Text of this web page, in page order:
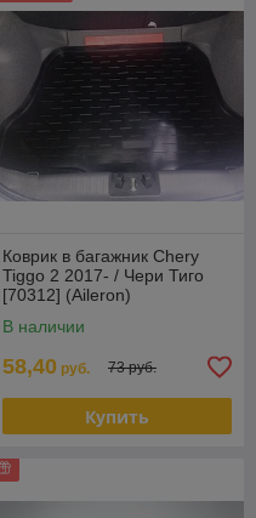
Коврик в багажник Chery
Tiggo 2 2017- / Чери Тиго
[70312] (Aileron)
В наличии
58,40 руб. 73 руб.
Купить